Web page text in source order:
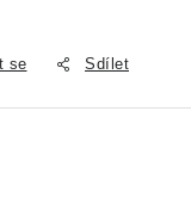
se Sdílet